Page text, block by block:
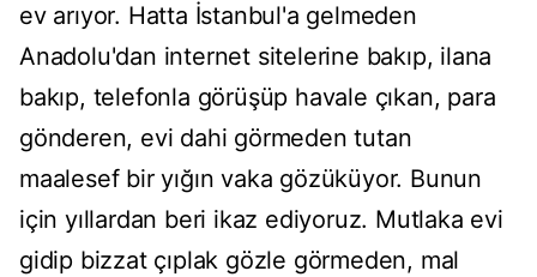
ev arıyor. Hatta İstanbul'a gelmeden
Anadolu'dan internet sitelerine bakıp, ilana
bakıp, telefonla görüşüp havale çıkan, para
gönderen, evi dahi görmeden tutan
maalesef bir yığın vaka gözüküyor. Bunun
için yıllardan beri ikaz ediyoruz. Mutlaka evi
gidip bizzat çıplak gözle görmeden, mal